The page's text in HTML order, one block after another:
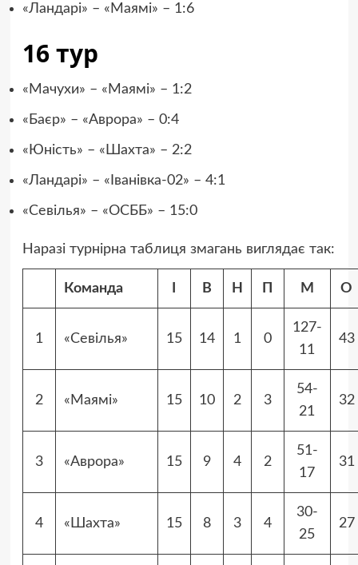
«Ландарі» – «Маямі» – 1:6
16 тур
«Мачухи» – «Маямі» – 1:2
«Баєр» – «Аврора» – 0:4
«Юність» – «Шахта» – 2:2
«Ландарі» – «Іванівка-02» – 4:1
«Севілья» – «ОСББ» – 15:0
Наразі турнірна таблиця змагань виглядає так:
Команда В Н П М О
1 «Севілья» 15 14 1 0
127-
11
43
2 «Маямі» 15 10 2 3
54-
21
32
3 «Аврора» 15 9 4 2
51-
17
31
4 «Шахта» 15 8 3 4
30-
25
27